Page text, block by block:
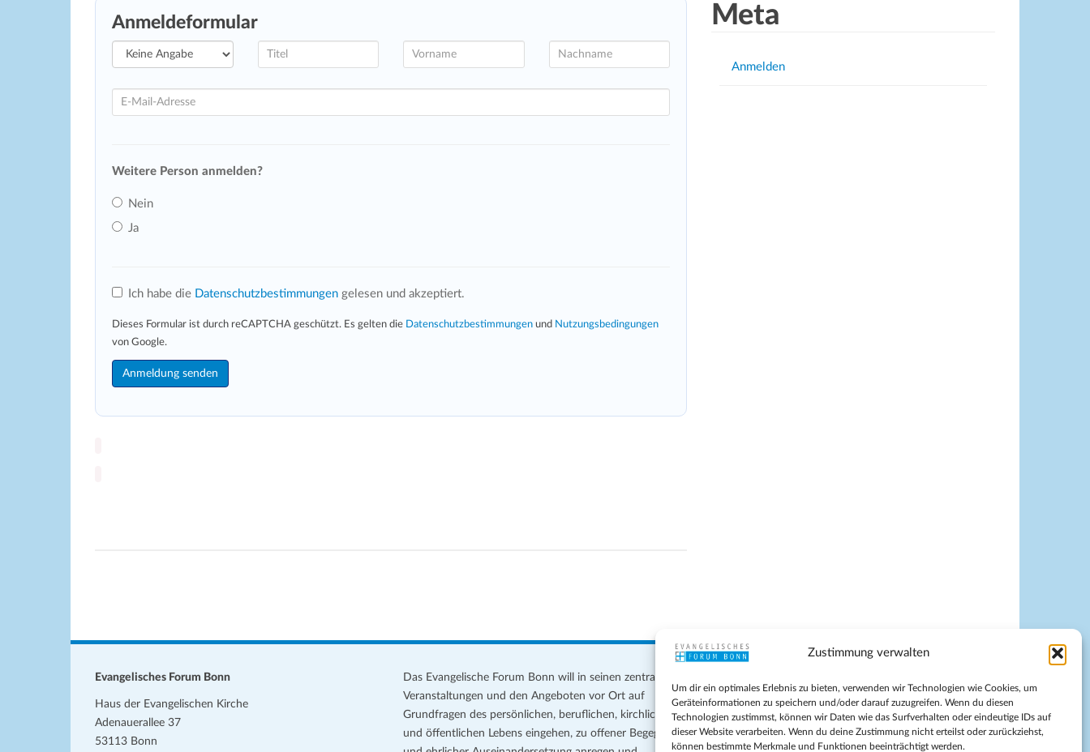
Zustimmung verwalten
Um dir ein optimales Erlebnis zu bieten, verwenden wir Technologien wie Cookies, um
Geräteinformationen zu speichern und/oder darauf zuzugreifen. Wenn du diesen
Technologien zustimmst, können wir Daten wie das Surfverhalten oder eindeutige IDs auf
dieser Website verarbeiten. Wenn du deine Zustimmung nicht erteilst oder zurückziehst,
können bestimmte Merkmale und Funktionen beeinträchtigt werden.
Anmeldeformular
Weitere Person anmelden?
Nein
Ja
Ich habe die Datenschutzbestimmungen gelesen und akzeptiert.
Dieses Formular ist durch reCAPTCHA geschützt. Es gelten die Datenschutzbestimmungen und Nutzungsbedingungen
von Google.
Meta
Anmelden
Evangelisches Forum Bonn
Haus der Evangelischen Kirche
Adenauerallee 37
53113 Bonn
Das Evangelische Forum Bonn will in seinen zentralen
Veranstaltungen und den Angeboten vor Ort auf
Grundfragen des persönlichen, beruflichen, kirchlichen
und öffentlichen Lebens eingehen, zu offener Begegnung
Datenschutz
Teilnahmebedingungen
Evangelische Kirche in Bonn